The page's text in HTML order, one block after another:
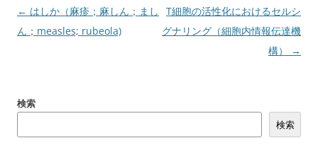
投
稿
ー
← はしか（麻疹；麻しん；まし
ん；measles; rubeola)
T細胞の活性化におけるセルシ
グナリング（細胞内情報伝達機
構）
→
検索
検索